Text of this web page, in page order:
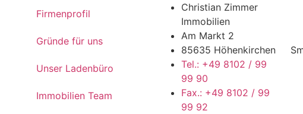
Firmenprofil
Gründe für uns
Unser Ladenbüro
Immobilien Team
Christian Zimmer
Immobilien
Am Markt 2
85635 Höhenkirchen
Tel.: +49 8102 / 99
99 90
Fax.: +49 8102 / 99
99 92